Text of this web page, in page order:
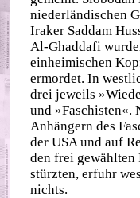
niederländischen
Iraker Saddam
Al-Ghaddafi
einheimischen
ermordet. In
drei jeweils
und »Faschisten«.
Anhängern des
der USA und auf
den frei gewählten
stürzten, erfuhr
nichts.